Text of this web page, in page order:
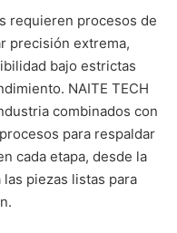
requieren procesos de
precisión extrema,
bajo estrictas
NAITE TECH
combinados con
para respaldar
cada etapa, desde la
piezas listas para